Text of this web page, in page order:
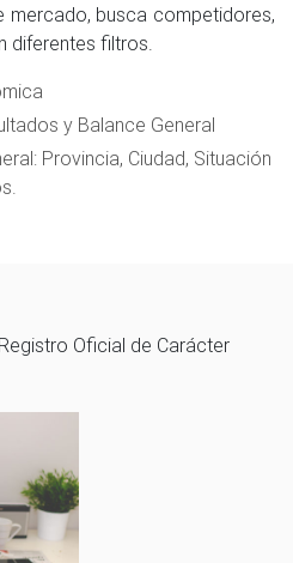
mercado, busca competidores,
diferentes filtros.
y Balance General
Provincia, Ciudad, Situación
Oficial de Carácter